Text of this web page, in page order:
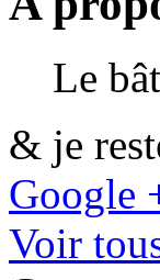
Le
& je
Google
Voir